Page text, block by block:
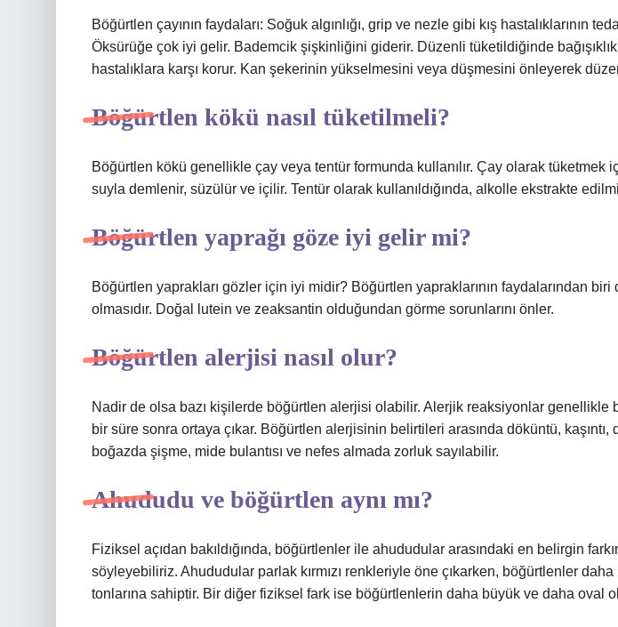
Böğürtlen çayının faydaları: Soğuk algınlığı, grip ve nezle gibi kış hastalıklarının
Öksürüğe çok iyi gelir. Bademcik şişkinliğini giderir. Düzenli tüketildiğinde
hastalıklara karşı korur. Kan şekerinin yükselmesini veya düşmesini önleyerek
Böğürtlen kökü nasıl tüketilmeli?
Böğürtlen kökü genellikle çay veya tentür formunda kullanılır. Çay olarak tüketmek
suyla demlenir, süzülür ve içilir. Tentür olarak kullanıldığında, alkolle ekstrakte
Böğürtlen yaprağı göze iyi gelir mi?
Böğürtlen yaprakları gözler için iyi midir? Böğürtlen yapraklarının faydalarından biri
olmasıdır. Doğal lutein ve zeaksantin olduğundan görme sorunlarını önler.
Böğürtlen alerjisi nasıl olur?
Nadir de olsa bazı kişilerde böğürtlen alerjisi olabilir. Alerjik reaksiyonlar genellikle
bir süre sonra ortaya çıkar. Böğürtlen alerjisinin belirtileri arasında döküntü, kaşıntı,
boğazda şişme, mide bulantısı ve nefes almada zorluk sayılabilir.
Ahududu ve böğürtlen aynı mı?
Fiziksel açıdan bakıldığında, böğürtlenler ile ahududular arasındaki en belirgin
söyleyebiliriz. Ahududular parlak kırmızı renkleriyle öne çıkarken, böğürtlenler
tonlarına sahiptir. Bir diğer fiziksel fark ise böğürtlenlerin daha büyük ve daha oval